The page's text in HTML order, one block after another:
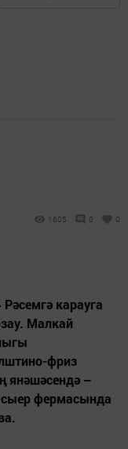
1605 0 0
карауга
Малкай
фриз
янәшәсендә –
фермасында